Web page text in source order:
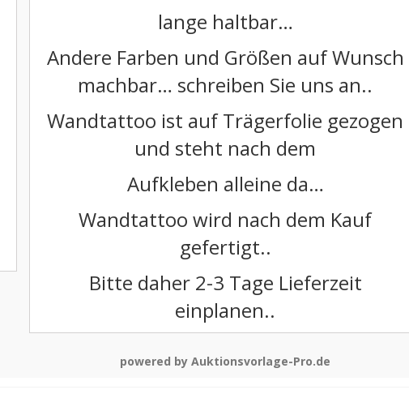
lange haltbar…
Andere Farben und Größen auf Wunsch
machbar… schreiben Sie uns an..
Wandtattoo ist auf Trägerfolie gezogen
und steht nach dem
Aufkleben alleine da…
Wandtattoo wird nach dem Kauf
gefertigt..
Bitte daher 2-3 Tage Lieferzeit
einplanen..
powered by Auktionsvorlage-Pro.de